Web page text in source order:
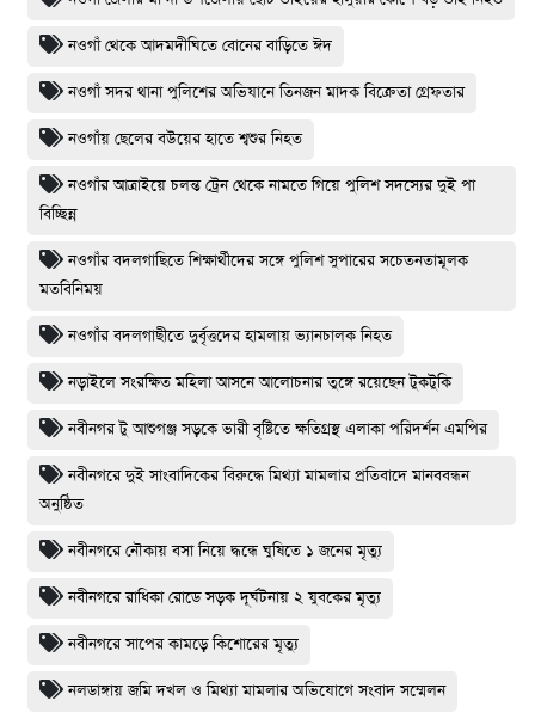
নওগাঁ থেকে আদমদীঘিতে বোনের বাড়িতে ঈদ
নওগাঁ সদর থানা পুলিশের অভিযানে তিনজন মাদক বিক্রেতা গ্রেফতার
নওগাঁয় ছেলের বউয়ের হাতে শ্বশুর নিহত
নওগাঁর আত্রাইয়ে চলন্ত ট্রেন থেকে নামতে গিয়ে পুলিশ সদস্যের দুই পা
বিচ্ছিন্ন
নওগাঁর বদলগাছিতে শিক্ষার্থীদের সঙ্গে পুলিশ সুপারের সচেতনতামূলক
মতবিনিময়
নওগাঁর বদলগাছীতে দুর্বৃত্তদের হামলায় ভ্যানচালক নিহত
নড়াইলে সংরক্ষিত মহিলা আসনে আলোচনার তুঙ্গে রয়েছেন টুকটুকি
নবীনগর টু আশুগঞ্জ সড়কে ভারী বৃষ্টিতে ক্ষতিগ্রস্থ এলাকা পরিদর্শন এমপির
নবীনগরে দুই সাংবাদিকের বিরুদ্ধে মিথ্যা মামলার প্রতিবাদে মানববন্ধন
অনুষ্ঠিত
নবীনগরে নৌকায় বসা নিয়ে দ্ধন্ধে ঘুষিতে ১ জনের মৃত্যু
নবীনগরে রাধিকা রোডে সড়ক দূর্ঘটনায় ২ যুবকের মৃত্যু
নবীনগরে সাপের কামড়ে কিশোরের মৃত্যু
নলডাঙ্গায় জমি দখল ও মিথ্যা মামলার অভিযোগে সংবাদ সম্মেলন